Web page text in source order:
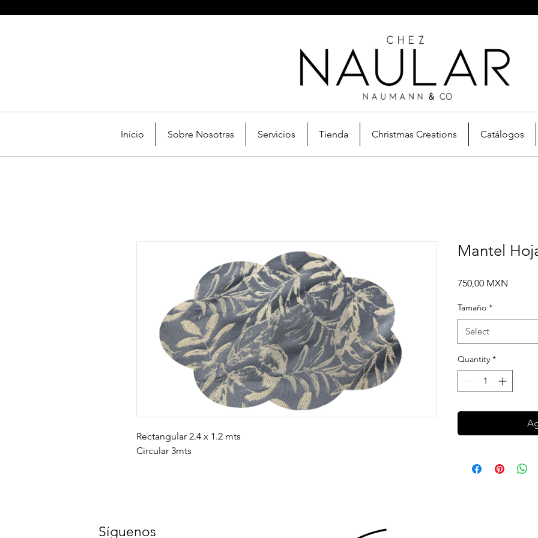
Inicio Sobre Nosotras Servicios Tienda Christmas Creations Catálogos
Rectangular 2.4 x 1.2 mts
Circular 3mts
Mantel
750,00 MXN
Tamaño *
Select
Quantity *
Síguenos